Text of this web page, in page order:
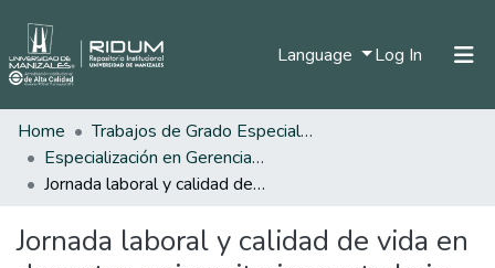
Language Log In (current)
Home
Trabajos de Grado Especializaciones
Especialización en Gerencia de la Seguridad y Salud en el Trabajo.
Jornada laboral y calidad de vida en docentes universitarios en trabajo en casa. Manizales, 2021.
Jornada laboral y calidad de vida en